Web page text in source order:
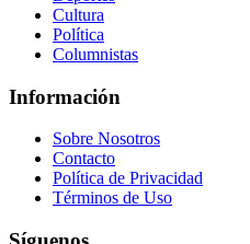
Cultura
Política
Columnistas
Información
Sobre Nosotros
Contacto
Política de Privacidad
Términos de Uso